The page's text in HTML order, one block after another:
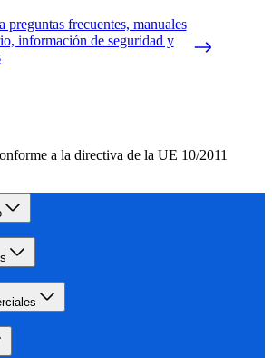
preguntas frecuentes, manuales
información de seguridad y
a la directiva de la UE 10/2011